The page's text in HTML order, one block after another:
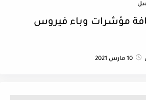
مؤشرات وباء فيروس
10 مارس 2021